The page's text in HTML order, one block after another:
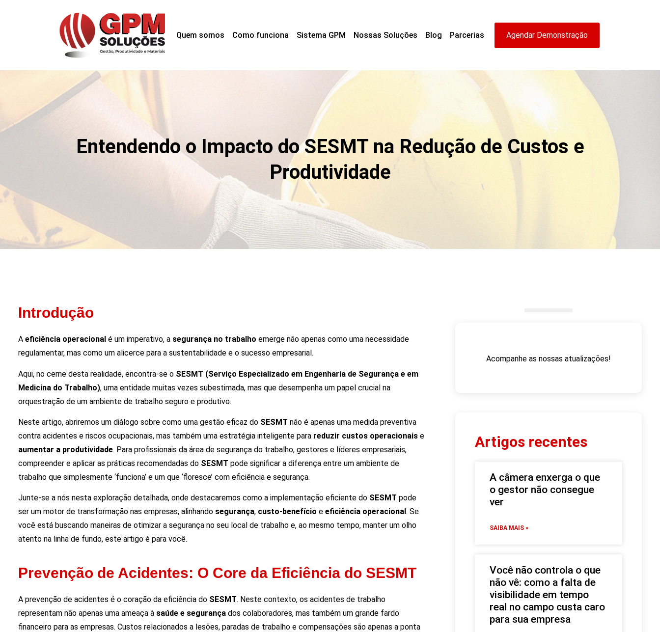
Quem somos Como funciona Sistema GPM Nossas Soluções Blog Parcerias Agendar Demonstração
Entendendo o Impacto do SESMT na Redução de Custos e
Produtividade
Introdução
A eficiência operacional é um imperativo, a segurança no trabalho emerge não apenas como uma necessidade
regulamentar, mas como um alicerce para a sustentabilidade e o sucesso empresarial.
Aqui, no cerne desta realidade, encontra-se o SESMT (Serviço Especializado em Engenharia de Segurança e em
Medicina do Trabalho), uma entidade muitas vezes subestimada, mas que desempenha um papel crucial na
orquestração de um ambiente de trabalho seguro e produtivo.
Neste artigo, abriremos um diálogo sobre como uma gestão eficaz do SESMT não é apenas uma medida preventiva
contra acidentes e riscos ocupacionais, mas também uma estratégia inteligente para reduzir custos operacionais e
aumentar a produtividade. Para profissionais da área de segurança do trabalho, gestores e líderes empresariais,
compreender e aplicar as práticas recomendadas do SESMT pode significar a diferença entre um ambiente de
trabalho que simplesmente ‘funciona’ e um que ‘floresce’ com eficiência e segurança.
Junte-se a nós nesta exploração detalhada, onde destacaremos como a implementação eficiente do SESMT pode
ser um motor de transformação nas empresas, alinhando segurança, custo-benefício e eficiência operacional . Se
você está buscando maneiras de otimizar a segurança no seu local de trabalho e, ao mesmo tempo, manter um olho
atento na linha de fundo, este artigo é para você.
Prevenção de Acidentes: O Core da Eficiência do SESMT
A prevenção de acidentes é o coração da eficiência do SESMT. Neste contexto, os acidentes de trabalho
representam não apenas uma ameaça à saúde e segurança dos colaboradores, mas também um grande fardo
financeiro para as empresas. Custos relacionados a lesões, paradas de trabalho e compensações são apenas a ponta
Acompanhe as nossas atualizações!
Artigos recentes
A câmera enxerga o que
o gestor não consegue
ver
SAIBA MAIS »
Você não controla o que
não vê: como a falta de
visibilidade em tempo
real no campo custa caro
para sua empresa